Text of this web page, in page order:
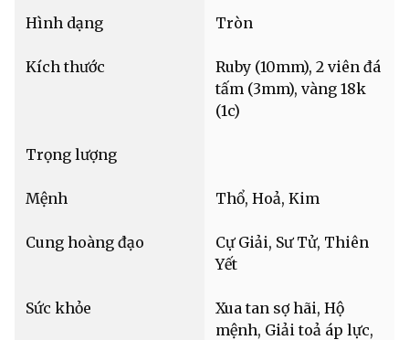
Hình dạng Tròn
Kích thước
Ruby (10mm), 2 viên đá
tấm (3mm), vàng 18k
(1c)
Trọng lượng
Mệnh Thổ, Hoả, Kim
Cung hoàng đạo
Cự Giải, Sư Tử, Thiên
Yết
Sức khỏe
Xua tan sợ hãi, Hộ
mệnh, Giải toả áp lực,